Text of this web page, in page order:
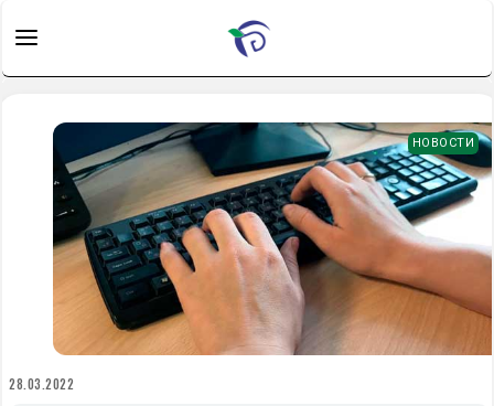
НОВОСТИ
28.03.2022